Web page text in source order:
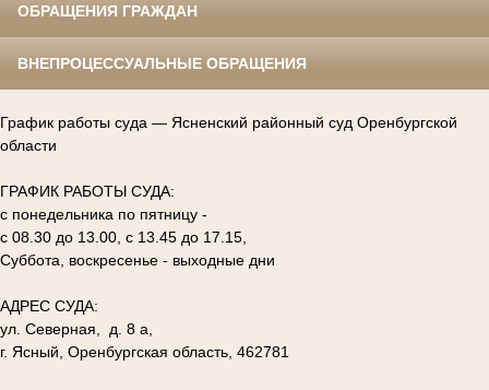
ОБРАЩЕНИЯ ГРАЖДАН
ВНЕПРОЦЕССУАЛЬНЫЕ ОБРАЩЕНИЯ
График работы суда — Ясненский районный суд Оренбургской
области
ГРАФИК РАБОТЫ СУДА:
с понедельника по пятницу -
с 08.30 до 13.00, с 13.45 до 17.15,
Суббота, воскресенье - выходные дни
АДРЕС СУДА:
ул. Северная, д. 8 а,
г. Ясный, Оренбургская область, 462781